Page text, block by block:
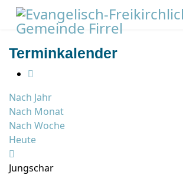
Terminkalender
Nach Jahr
Nach Monat
Nach Woche
Heute
Jungschar